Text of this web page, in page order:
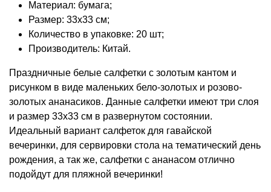
Материал: бумага;
Размер: 33х33 см;
Количество в упаковке: 20 шт;
Производитель: Китай.
Праздничные белые салфетки с золотым кантом и
рисунком в виде маленьких бело-золотых и розово-
золотых ананасиков. Данные салфетки имеют три слоя
и размер 33х33 см в развернутом состоянии.
Идеальный вариант салфеток для гавайской
вечеринки, для сервировки стола на тематический день
рождения, а так же, салфетки с ананасом отлично
подойдут для пляжной вечеринки!